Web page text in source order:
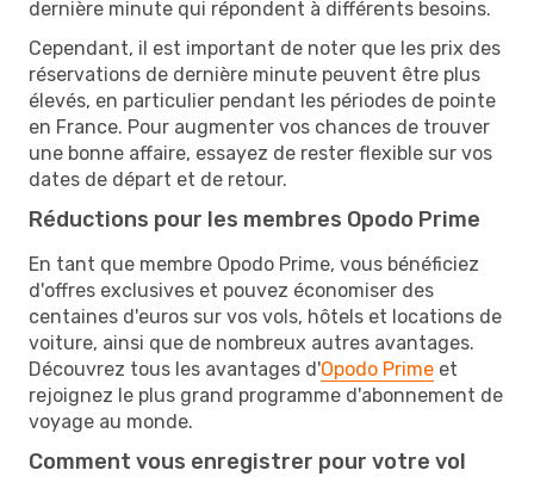
dernière minute qui répondent à différents besoins.
Cependant, il est important de noter que les prix des
réservations de dernière minute peuvent être plus
élevés, en particulier pendant les périodes de pointe
en France. Pour augmenter vos chances de trouver
une bonne affaire, essayez de rester flexible sur vos
dates de départ et de retour.
Réductions pour les membres Opodo Prime
En tant que membre Opodo Prime, vous bénéficiez
d'offres exclusives et pouvez économiser des
centaines d'euros sur vos vols, hôtels et locations de
voiture, ainsi que de nombreux autres avantages.
Découvrez tous les avantages d'Opodo Prime et
rejoignez le plus grand programme d'abonnement de
voyage au monde.
Comment vous enregistrer pour votre vol